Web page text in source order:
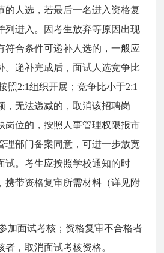
的人选，若最后一名进入资格复
列进入。因考生放弃等原因出现
符合条件可递补人选的，一般应
。递补完成后，面试人选竞争比
照2:1组织开展；竞争比小于2:1
，无法递减的，取消该招聘岗
岗位的，按照人事管理权限报市
理部门备案同意，可进一步放宽
试。考生应按照学校通知的时
携带资格复审所需材料（详见附
加面试考核；资格复审不合格者
，取消面试考核资格。